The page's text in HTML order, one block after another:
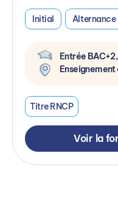
Initial Alternance
Entrée
Enseignement
Titre RNCP
Voir la